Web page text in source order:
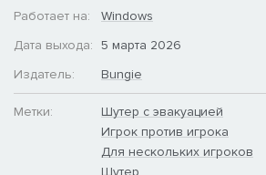
Сложность повышается в каждой зоне,
вас к экспедиции на корабль ОКСЗ
небесах.
МОЩНЫЕ.
ЗАМЕНЯЕМЫЕ.
Работает на:
Windows
Дата выхода: 5 марта 2026
Издатель:
Bungie
Метки:
Шутер с эвакуацией
Игрок против игрока
Для нескольких игроков
Шутер